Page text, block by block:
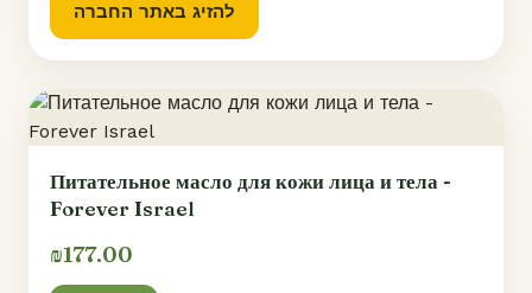
להזיג באתר החברה
Питательное масло для кожи лица и тела -
Forever Israel
₪177.00